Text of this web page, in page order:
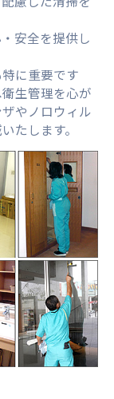
安全を提供し
に重要です
生管理を心が
やノロウィル
たします。